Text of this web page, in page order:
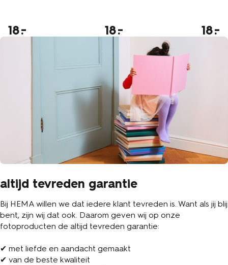
18 18 18
altijd tevreden garantie
Bij HEMA willen we dat iedere klant tevreden is. Want als jij blij
bent, zijn wij dat ook. Daarom geven wij op onze
fotoproducten de altijd tevreden garantie:
✔ met liefde en aandacht gemaakt
✔ van de beste kwaliteit